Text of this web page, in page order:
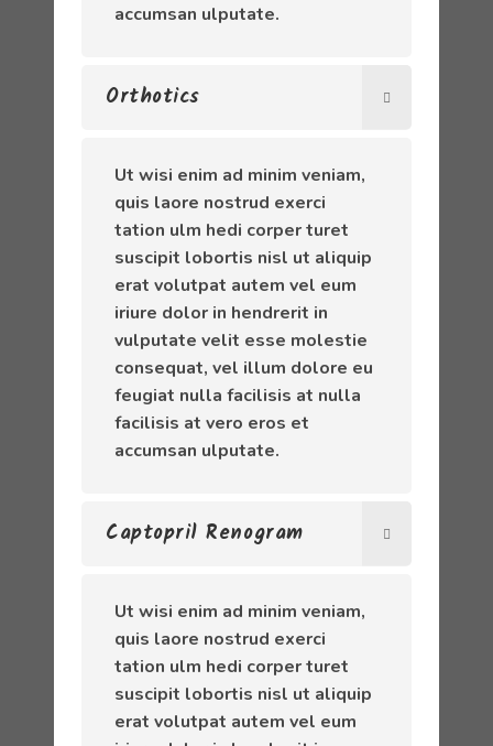
accumsan ulputate.
Orthotics
Ut wisi enim ad minim veniam,
quis laore nostrud exerci
tation ulm hedi corper turet
suscipit lobortis nisl ut aliquip
erat volutpat autem vel eum
iriure dolor in hendrerit in
vulputate velit esse molestie
consequat, vel illum dolore eu
feugiat nulla facilisis at nulla
facilisis at vero eros et
accumsan ulputate.
Captopril Renogram
Ut wisi enim ad minim veniam,
quis laore nostrud exerci
tation ulm hedi corper turet
suscipit lobortis nisl ut aliquip
erat volutpat autem vel eum